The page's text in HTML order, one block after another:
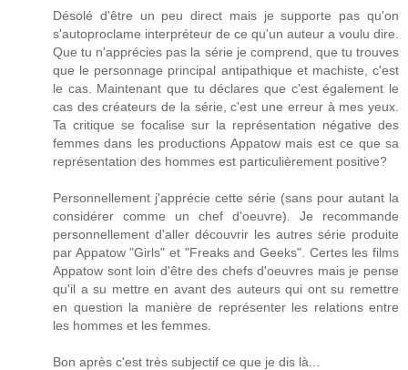
Désolé d'être un peu direct mais je supporte pas qu'on
s'autoproclame interpréteur de ce qu'un auteur a voulu dire.
Que tu n'apprécies pas la série je comprend, que tu trouves
que le personnage principal antipathique et machiste, c'est
le cas. Maintenant que tu déclares que c'est également le
cas des créateurs de la série, c'est une erreur à mes yeux.
Ta critique se focalise sur la représentation négative des
femmes dans les productions Appatow mais est ce que sa
représentation des hommes est particulièrement positive?
Personnellement j'apprécie cette série (sans pour autant la
considérer comme un chef d'oeuvre). Je recommande
personnellement d'aller découvrir les autres série produite
par Appatow "Girls" et "Freaks and Geeks". Certes les films
Appatow sont loin d'être des chefs d'oeuvres mais je pense
qu'il a su mettre en avant des auteurs qui ont su remettre
en question la manière de représenter les relations entre
les hommes et les femmes.
Bon après c'est très subjectif ce que je dis là...